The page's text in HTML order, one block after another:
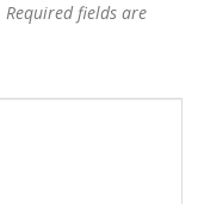
Required fields are